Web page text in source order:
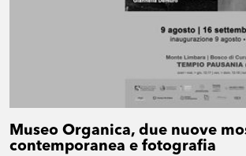
Museo Organica, due nuove
contemporanea e fotografia